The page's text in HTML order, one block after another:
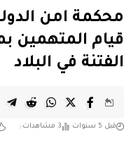
محكمة امن
قيام المتهمين
الفتنة في البلاد
قبل 5 سنوات 3 مشاهدات